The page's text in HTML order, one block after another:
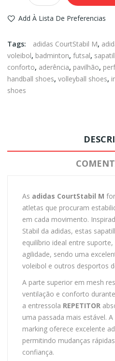
Add À Lista De Preferencias
Tags: adidas CourtStabil M,
voleibol, badminton, futsal,
conforto, aderência, pavilhão,
handball shoes, volleyball shoes,
shoes
As adidas CourtStabil M
atletas que procuram
em cada movimento.
Stabil da adidas, estas
equilíbrio ideal entre
agilidade, sendo uma
voleibol e outros desportos
A parte superior em mesh
ventilação e conforto
a entressola REPETITOR
uma passada mais estável.
marking oferece excelente
permitindo mudanças
confiança.